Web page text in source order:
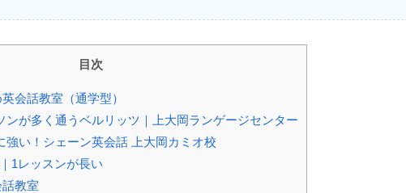
目次
会話教室（通学型）
ンが多く通うベルリッツ｜上大岡ランゲージセンター
い！シェーン英会話 上大岡カミオ校
1レッスンが長い
教室